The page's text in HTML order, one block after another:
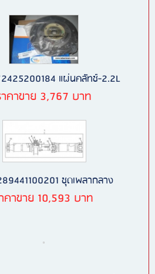
แผ่นคลัทช์-2.2L
คาขาย 3,767 บาท
ชุดเพลากลาง
คาขาย 10,593 บาท